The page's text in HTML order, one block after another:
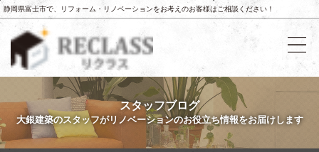
静岡県富士市で、リフォーム・リノベーションをお考えのお客様はご相談ください！
スタッフブログ
大銀建築のスタッフがリノベーションのお役立ち情報をお届けします